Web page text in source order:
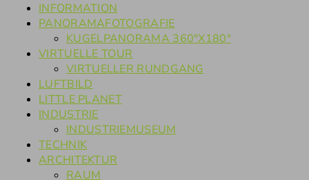
INFORMATION
PANORAMAFOTOGRAFIE
KUGELPANORAMA 360°X180°
VIRTUELLE TOUR
VIRTUELLER RUNDGANG
LUFTBILD
LITTLE PLANET
INDUSTRIE
INDUSTRIEMUSEUM
TECHNIK
ARCHITEKTUR
RAUM